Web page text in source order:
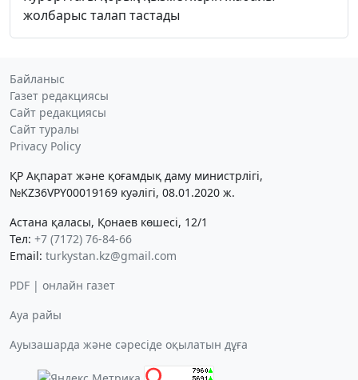
жолбарыс талап тастады
Байланыс
Газет редакциясы
Сайт редакциясы
Сайт туралы
Privacy Policy
ҚР Ақпарат және қоғамдық даму министрлігі,
№KZ36VPY00019169 куәлігі, 08.01.2020 ж.
Астана қаласы, Қонаев көшесі, 12/1
Тел: +7 (7172) 76-84-66
Email: turkystan.kz@gmail.com
PDF | онлайн газет
Ауа райы
Ауызашарда және сәресіде оқылатын дұға